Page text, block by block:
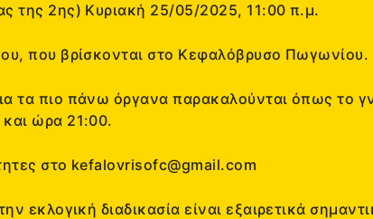
της 2ης) Κυριακή 25/05/2025, 11:00 π.μ.
που βρίσκονται στο Κεφαλόβρυσο Πωγωνίου.
τα πιο πάνω όργανα παρακαλούνται όπως το
ώρα 21:00.
στο kefalovrisofc@gmail.com
εκλογική διαδικασία είναι εξαιρετικά